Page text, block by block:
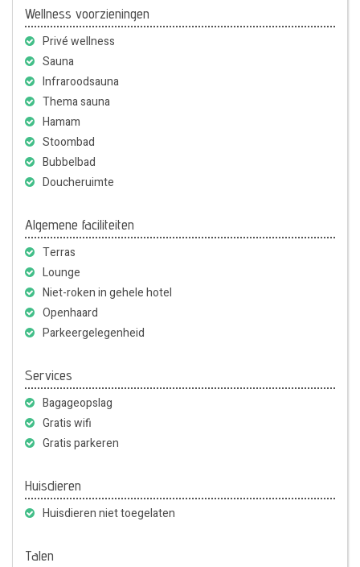
Wellness voorzieningen
Privé wellness
Sauna
Infraroodsauna
Thema sauna
Hamam
Stoombad
Bubbelbad
Doucheruimte
Algemene faciliteiten
Terras
Lounge
Niet-roken in gehele hotel
Openhaard
Parkeergelegenheid
Services
Bagageopslag
Gratis wifi
Gratis parkeren
Huisdieren
Huisdieren niet toegelaten
Talen